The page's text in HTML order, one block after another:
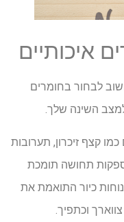
לבחור בחומרים
השינה שלך.
קצף זיכרון, תערובות
תחושה תומכת
כיור התואמת את
וכתפיך.